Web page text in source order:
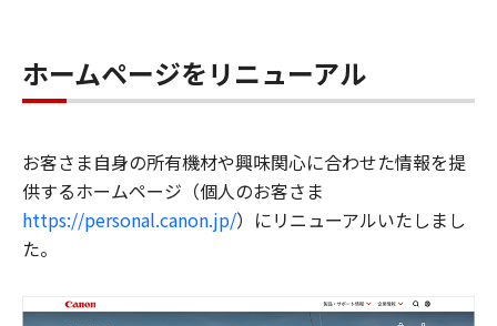
ホームページをリニューアル
お客さま自身の所有機材や興味関心に合わせた情報を提
供するホームページ（個人のお客さま
https://personal.canon.jp/）にリニューアルいたしまし
た。